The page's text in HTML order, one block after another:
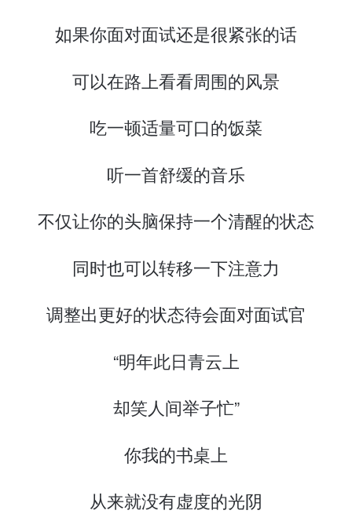
如果你面对面试还是很紧张的话
可以在路上看看周围的风景
吃一顿适量可口的饭菜
听一首舒缓的音乐
不仅让你的头脑保持一个清醒的状态
同时也可以转移一下注意力
调整出更好的状态待会面对面试官
“明年此日青云上
却笑人间举子忙”
你我的书桌上
从来就没有虚度的光阴